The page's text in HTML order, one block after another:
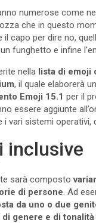
numerose come
che in questo
capo per dire no,
funghetto e infine
nella lista di emoji
, il quale elaborerà
Emoji 15.1 per il
essere aggiunte
i vari sistemi operativi,
inclusive
sarà composto
di persone . Ad
da uno o due
genere e di